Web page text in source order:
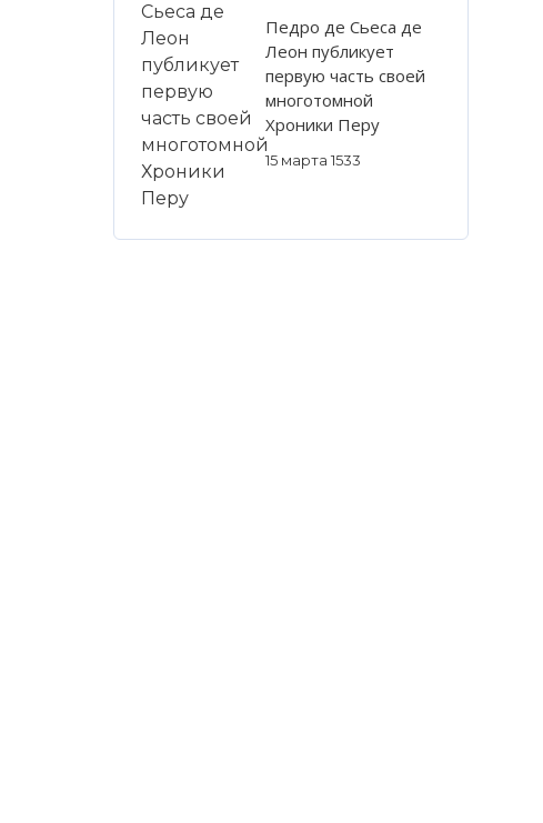
Педро де Сьеса де
Леон публикует
первую часть своей
многотомной
Хроники Перу
15 марта 1533